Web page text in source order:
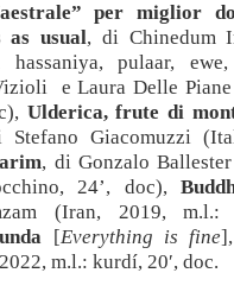
per miglior
as usual, di Chinedum
pulaar,
e Laura Delle Piane
Ulderica, frute di
Giacomuzzi
, di Gonzalo
24’, doc),
(Iran, 2019, m.l.:
[Everything is fine
m.l.: kurdí, 20′, doc.